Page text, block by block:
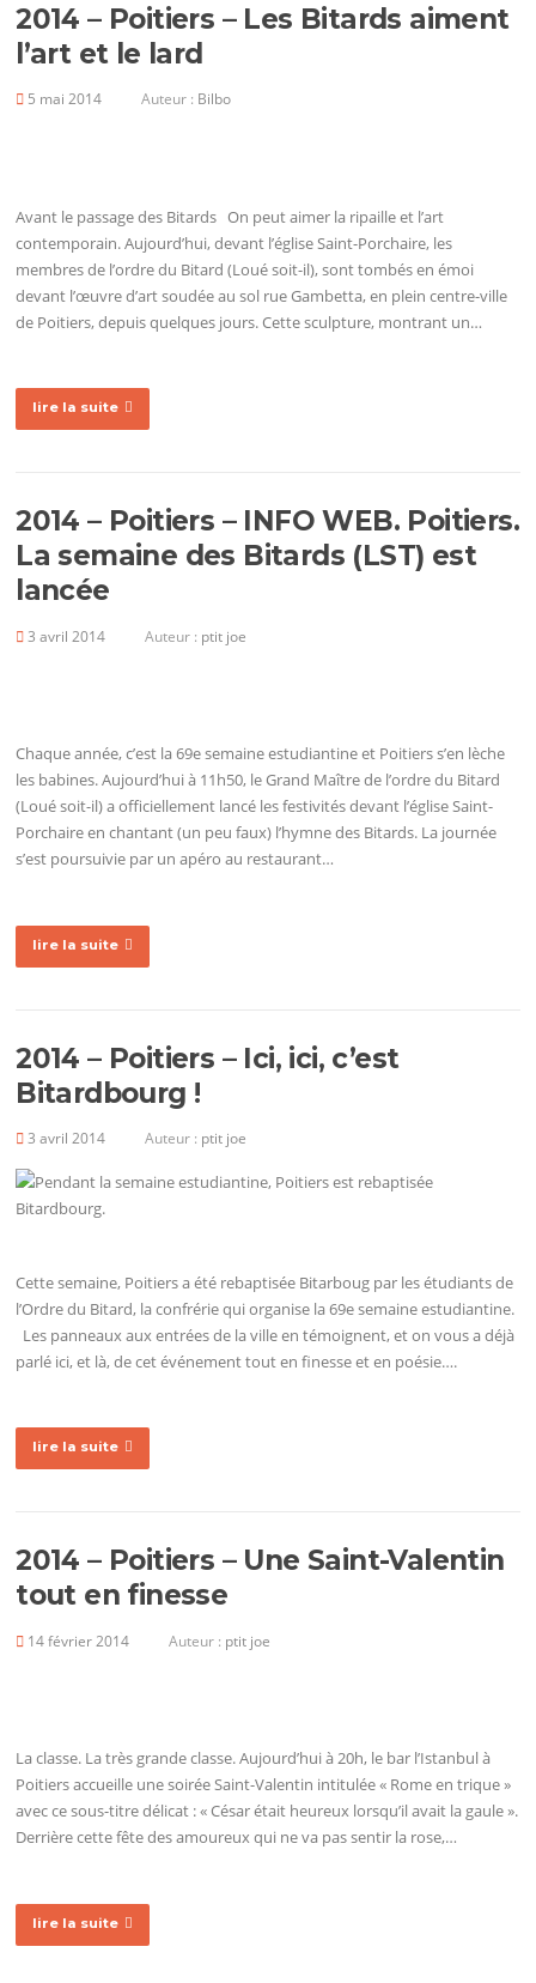
2014 – Poitiers – Les Bitards aiment
l’art et le lard
5 mai 2014 Auteur : Bilbo
Avant le passage des Bitards On peut aimer la ripaille et l’art
contemporain. Aujourd’hui, devant l’église Saint-Porchaire, les
membres de l’ordre du Bitard (Loué soit-il), sont tombés en émoi
devant l’œuvre d’art soudée au sol rue Gambetta, en plein centre-ville
de Poitiers, depuis quelques jours. Cette sculpture, montrant un…
lire la suite
2014 – Poitiers – INFO WEB. Poitiers.
La semaine des Bitards (LST) est
lancée
3 avril 2014 Auteur : ptit joe
Chaque année, c’est la 69e semaine estudiantine et Poitiers s’en lèche
les babines. Aujourd’hui à 11h50, le Grand Maître de l’ordre du Bitard
(Loué soit-il) a officiellement lancé les festivités devant l’église Saint-
Porchaire en chantant (un peu faux) l’hymne des Bitards. La journée
s’est poursuivie par un apéro au restaurant…
lire la suite
2014 – Poitiers – Ici, ici, c’est
Bitardbourg !
3 avril 2014 Auteur : ptit joe
Cette semaine, Poitiers a été rebaptisée Bitarboug par les étudiants de
l’Ordre du Bitard, la confrérie qui organise la 69e semaine estudiantine.
Les panneaux aux entrées de la ville en témoignent, et on vous a déjà
parlé ici, et là, de cet événement tout en finesse et en poésie….
lire la suite
2014 – Poitiers – Une Saint-Valentin
tout en finesse
14 février 2014 Auteur : ptit joe
La classe. La très grande classe. Aujourd’hui à 20h, le bar l’Istanbul à
Poitiers accueille une soirée Saint-Valentin intitulée « Rome en trique »
avec ce sous-titre délicat : « César était heureux lorsqu’il avait la gaule ».
Derrière cette fête des amoureux qui ne va pas sentir la rose,…
lire la suite